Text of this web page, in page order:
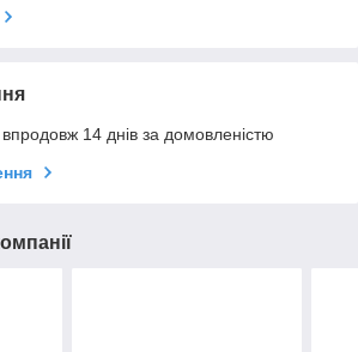
14 днів за домовленістю